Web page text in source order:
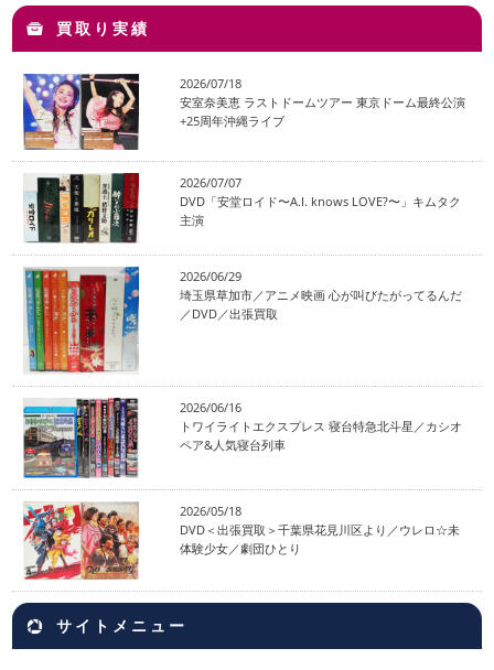
買取り実績
2026/07/18
安室奈美恵 ラストドームツアー 東京ドーム最終公演
+25周年沖縄ライブ
2026/07/07
DVD「安堂ロイド〜A.I. knows LOVE?〜」キムタク
主演
2026/06/29
埼玉県草加市／アニメ映画 心が叫びたがってるんだ
／DVD／出張買取
2026/06/16
トワイライトエクスプレス 寝台特急北斗星／カシオ
ペア&人気寝台列車
2026/05/18
DVD＜出張買取＞千葉県花見川区より／ウレロ☆未
体験少女／劇団ひとり
サイトメニュー